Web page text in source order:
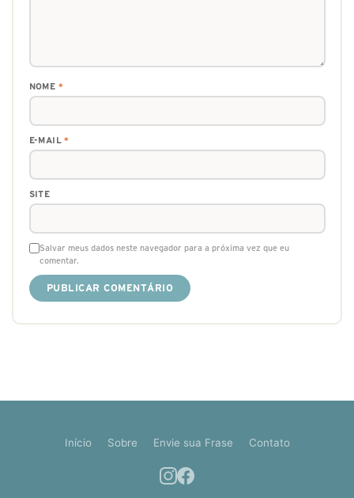
NOME *
E-MAIL*
SITE
Salvar meus dados neste navegador para a próxima vez que eu
comentar.
Início Sobre Envie sua Frase Contato